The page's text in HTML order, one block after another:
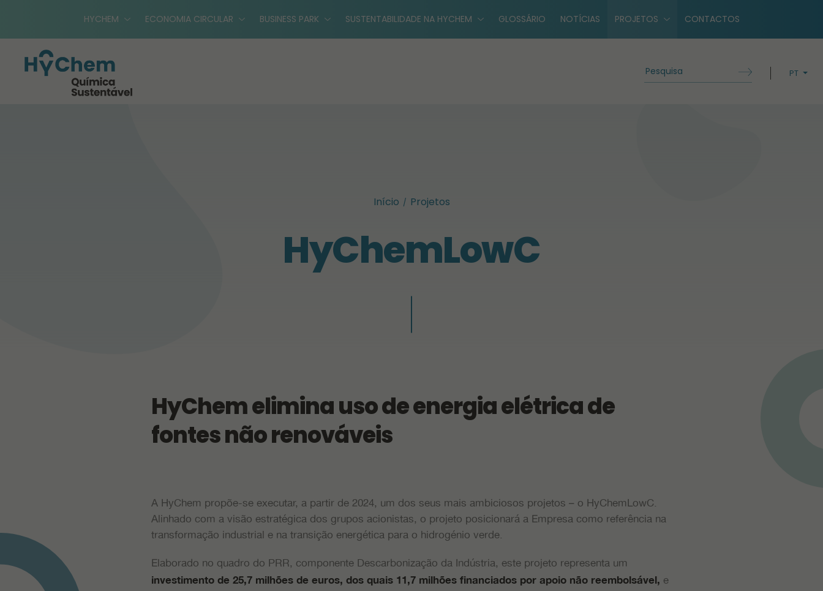
HYCHEM ECONOMIA CIRCULAR BUSINESS PARK SUSTENTABILIDADE NA HYCHEM GLOSSÁRIO NOTÍCIAS PROJETOS CONTACTOS
PT
Início Projetos
HyChemLowC
HyChem elimina uso de energia elétrica de
fontes não renováveis
A HyChem propõe-se executar, a partir de 2024, um dos seus mais ambiciosos projetos – o HyChemLowC.
Alinhado com a visão estratégica dos grupos acionistas, o projeto posicionará a Empresa como referência na
transformação industrial e na transição energética para o hidrogénio verde.
Elaborado no quadro do PRR, componente Descarbonização da Indústria, este projeto representa um
investimento de 25,7 milhões de euros, dos quais 11,7 milhões financiados por apoio não reembolsável, e